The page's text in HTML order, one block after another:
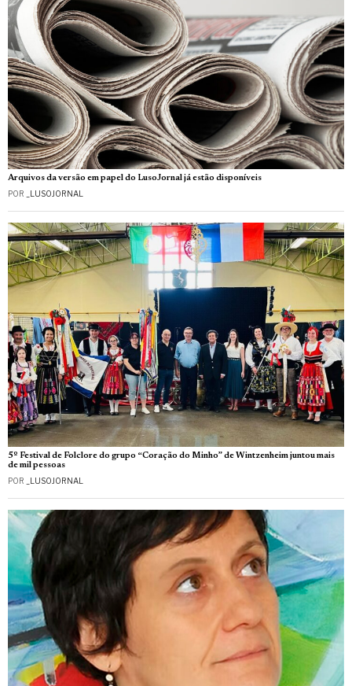
Arquivos da versão em papel do LusoJornal já estão disponíveis
POR _LUSOJORNAL
5º Festival de Folclore do grupo “Coração do Minho” de Wintzenheim juntou mais
de mil pessoas
POR _LUSOJORNAL